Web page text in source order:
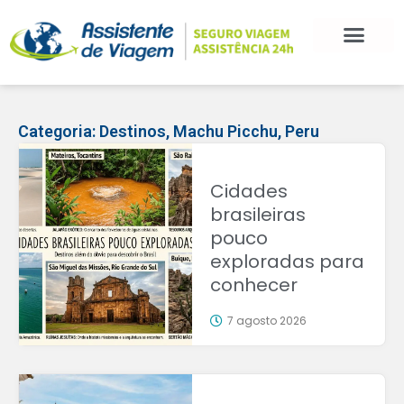
Categoria: Destinos, Machu Picchu, Peru
Cidades
brasileiras
pouco
exploradas para
conhecer
7 agosto 2026